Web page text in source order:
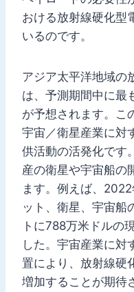
おける放射線硬化型
いるのです。
アジア太平洋地域の
は、予測期間中に最
が予想されます。こ
宇宙／衛星産業に対
供活動の活発化です
産の衛星や宇宙船の
ます。例えば、
ット、衛星、宇宙船
トに788万米ドルの
した。宇宙産業に対
置により、放射線硬
増加することが期待